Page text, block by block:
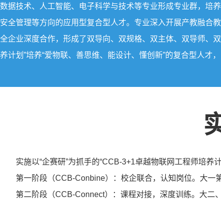
数据技术、人工智能、电子科学与技术等专业形成专业群，培
安全管理等方向的应用型复合型人才。专业深入开展产教融合
全企业深度合作，形成了双导向、双规格、双主体、双导师、
养计划”培养“爱物联、善思维、能设计、懂创新”的复合型人才
实施以“企赛研”为抓手的“CCB-3+1卓越物联网工程师培养
第一阶段（CCB-Conbine）：校企联合，认知岗位。大
第二阶段（CCB-Connect）：课程对接，深度训练。大